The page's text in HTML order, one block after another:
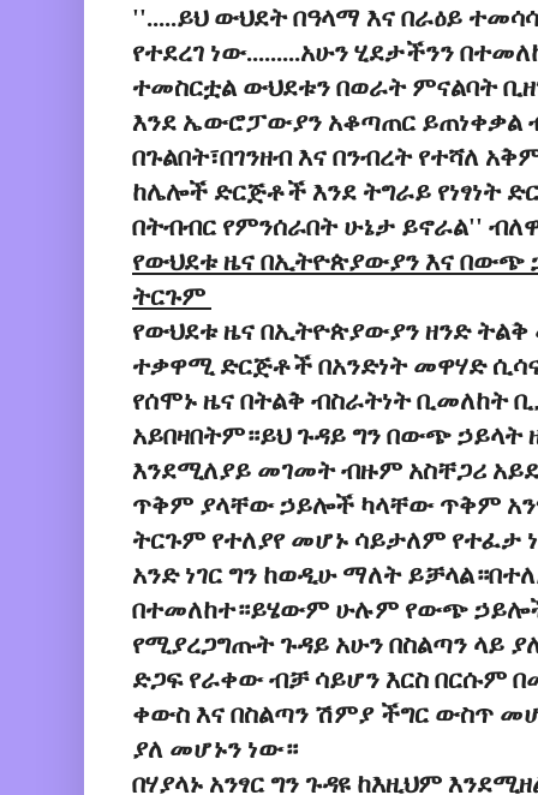
''.....ይህ ውህደት በዓላማ እና በራዕይ
የተደረገ ነው.........አሁን ሂደታችንን
ተመስርቷል ውህደቱን በወራት ምናልባት
እንደ ኤውሮፓውያን አቆጣጠር ይጠነቀቃል
በጉልበት፣በገንዘብ እና በንብረት የተሻለ
ከሌሎች ድርጅቶች እንደ ትግራይ የነፃነት
በትብብር የምንሰራበት ሁኔታ ይኖራል''
የውህደቱ ዜና በኢትዮጵያውያን እና በውጭ
ትርጉም
የውህደቱ ዜና በኢትዮጵያውያን ዘንድ
ተቃዋሚ ድርጅቶች በአንድነት መዋሃድ
የሰሞኑ ዜና በትልቅ ብስራትነት ቢመለከት
አይበዛበትም።ይህ ጉዳይ ግን በውጭ
እንደሚለያይ መገመት ብዙም አስቸጋሪ
ጥቅም ያላቸው ኃይሎች ካላቸው ጥቅም
ትርጉም የተለያየ መሆኑ ሳይታለም የተፈታ
አንድ ነገር ግን ከወዲሁ ማለት
በተመለከተ።ይሄውም ሁሉም የውጭ
የሚያረጋግጡት ጉዳይ አሁን በስልጣን ላይ
ድጋፍ የራቀው ብቻ ሳይሆን እርስ በርሱም
ቀውስ እና በስልጣን ሽምያ ችግር ውስጥ
ያለ መሆኑን ነው።
በሃያላኑ አንፃር ግን ጉዳዩ ከእዚህም